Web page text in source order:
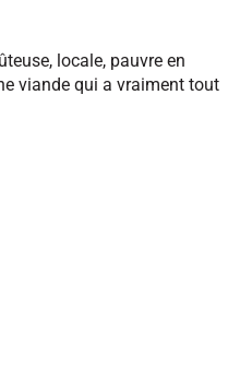
locale, pauvre en
viande qui a vraiment tout